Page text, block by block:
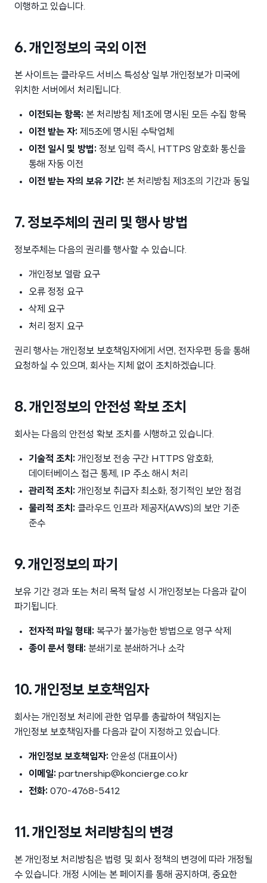
이행하고 있습니다.
6. 개인정보의 국외 이전
본 사이트는 클라우드 서비스 특성상 일부 개인정보가 미국에
위치한 서버에서 처리됩니다.
이전되는 항목: 본 처리방침 제1조에 명시된 모든 수집 항목
이전 받는 자: 제5조에 명시된 수탁업체
이전 일시 및 방법: 정보 입력 즉시, HTTPS 암호화 통신을
통해 자동 이전
이전 받는 자의 보유 기간: 본 처리방침 제3조의 기간과 동일
7. 정보주체의 권리 및 행사 방법
정보주체는 다음의 권리를 행사할 수 있습니다.
개인정보 열람 요구
오류 정정 요구
삭제 요구
처리 정지 요구
권리 행사는 개인정보 보호책임자에게 서면, 전자우편 등을 통해
요청하실 수 있으며, 회사는 지체 없이 조치하겠습니다.
8. 개인정보의 안전성 확보 조치
회사는 다음의 안전성 확보 조치를 시행하고 있습니다.
기술적 조치: 개인정보 전송 구간 HTTPS 암호화,
데이터베이스 접근 통제, IP 주소 해시 처리
관리적 조치: 개인정보 취급자 최소화, 정기적인 보안 점검
물리적 조치: 클라우드 인프라 제공자(AWS)의 보안 기준
준수
9. 개인정보의 파기
보유 기간 경과 또는 처리 목적 달성 시 개인정보는 다음과 같이
파기됩니다.
전자적 파일 형태: 복구가 불가능한 방법으로 영구 삭제
종이 문서 형태: 분쇄기로 분쇄하거나 소각
10. 개인정보 보호책임자
회사는 개인정보 처리에 관한 업무를 총괄하여 책임지는
개인정보 보호책임자를 다음과 같이 지정하고 있습니다.
개인정보 보호책임자: 안윤성 (대표이사)
이메일: partnership@koncierge.co.kr
전화: 070-4768-5412
11. 개인정보 처리방침의 변경
본 개인정보 처리방침은 법령 및 회사 정책의 변경에 따라 개정될
수 있습니다. 개정 시에는 본 페이지를 통해 공지하며, 중요한